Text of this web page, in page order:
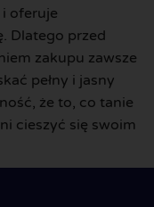
oferuje
Dlatego przed
zakupu zawsze
pełny i jasny
że to, co tanie
cieszyć się swoim